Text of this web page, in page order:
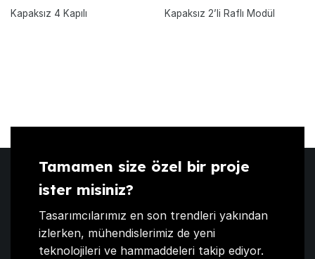
Kapaksız 4 Kapılı Kapaksız 2’li Raflı Modül
Tamamen size özel bir proje
ister misiniz?
Tasarımcılarımız en son trendleri yakından
izlerken, mühendislerimiz de yeni
teknolojileri ve hammaddeleri takip ediyor.